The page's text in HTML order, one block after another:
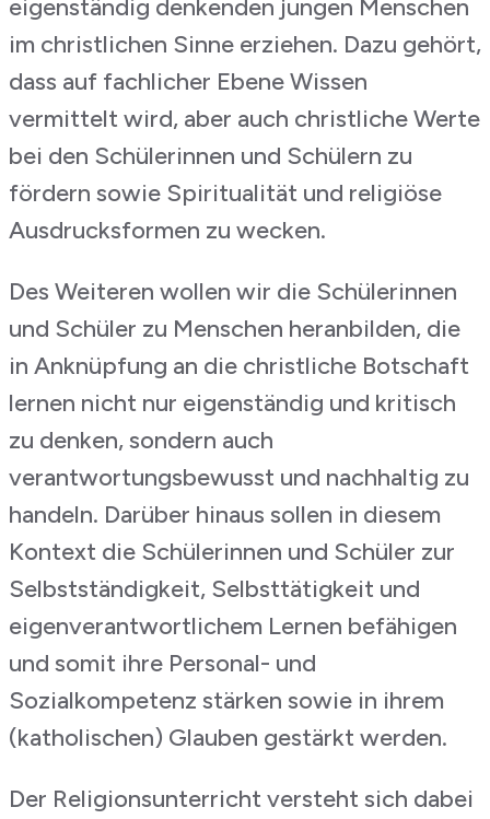
eigenständig denkenden jungen Menschen
im christlichen Sinne erziehen. Dazu gehört,
dass auf fachlicher Ebene Wissen
vermittelt wird, aber auch christliche Werte
bei den Schülerinnen und Schülern zu
fördern sowie Spiritualität und religiöse
Ausdrucksformen zu wecken.
Des Weiteren wollen wir die Schülerinnen
und Schüler zu Menschen heranbilden, die
in Anknüpfung an die christliche Botschaft
lernen nicht nur eigenständig und kritisch
zu denken, sondern auch
verantwortungsbewusst und nachhaltig zu
handeln. Darüber hinaus sollen in diesem
Kontext die Schülerinnen und Schüler zur
Selbstständigkeit, Selbsttätigkeit und
eigenverantwortlichem Lernen befähigen
und somit ihre Personal- und
Sozialkompetenz stärken sowie in ihrem
(katholischen) Glauben gestärkt werden.
Der Religionsunterricht versteht sich dabei